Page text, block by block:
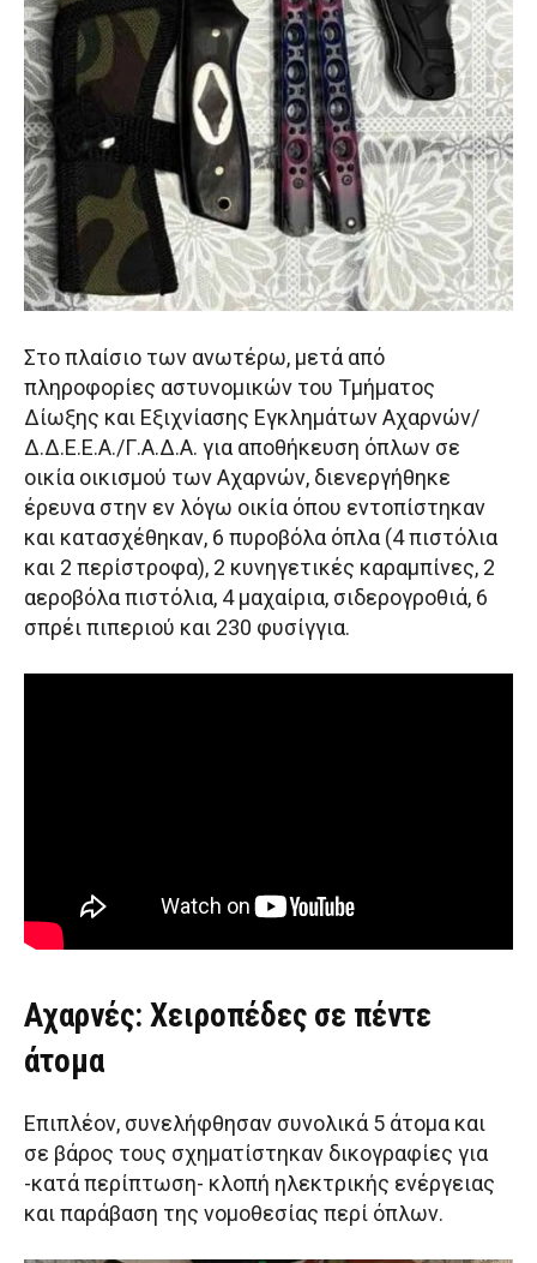
Στο πλαίσιο των ανωτέρω, μετά από
πληροφορίες αστυνομικών του Τμήματος
Δίωξης και Εξιχνίασης Εγκλημάτων Αχαρνών/
Δ.Δ.Ε.Ε.Α./Γ.Α.Δ.Α. για αποθήκευση όπλων σε
οικία οικισμού των Αχαρνών, διενεργήθηκε
έρευνα στην εν λόγω οικία όπου εντοπίστηκαν
και κατασχέθηκαν, 6 πυροβόλα όπλα (4 πιστόλια
και 2 περίστροφα), 2 κυνηγετικές καραμπίνες, 2
αεροβόλα πιστόλια, 4 μαχαίρια, σιδερογροθιά, 6
σπρέι πιπεριού και 230 φυσίγγια.
Αχαρνές: Χειροπέδες σε πέντε
άτομα
Επιπλέον, συνελήφθησαν συνολικά 5 άτομα και
σε βάρος τους σχηματίστηκαν δικογραφίες για
-κατά περίπτωση- κλοπή ηλεκτρικής ενέργειας
και παράβαση της νομοθεσίας περί όπλων.